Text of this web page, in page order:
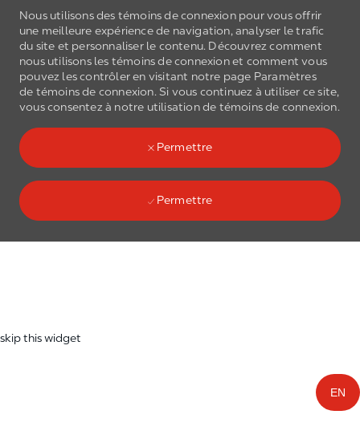
Nous utilisons des témoins de connexion pour vous offrir
une meilleure expérience de navigation, analyser le trafic
du site et personnaliser le contenu. Découvrez comment
nous utilisons les témoins de connexionet comment vous
pouvez les contrôler en visitant notre page Paramètres
de témoins de connexion. Si vous continuez à utiliser ce site,
vous consentez à notre utilisation de témoins de connexion.
Permettre
Permettre
Skip to main content
(0)
skip this widget
EN